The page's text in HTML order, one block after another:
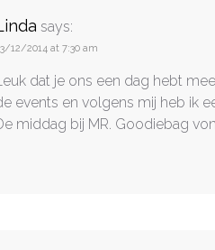
says:
12/2014 at 7:30 am
dat je ons een dag hebt
events en volgens mij heb ik
middag bij MR. Goodiebag